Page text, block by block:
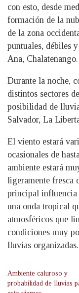
con esto, desde
formación de la
de la zona
puntuales, débiles
Ana, Chalatenango.
Durante la noche,
distintos sectores
posibilidad de
Salvador, La
El viento estará
ocasionales de
ambiente estará
ligeramente fresca
principal influencia
una onda tropical
atmosféricos que
condiciones muy
lluvias organizadas.
Ambiente caluroso y
probabilidad de lluvias